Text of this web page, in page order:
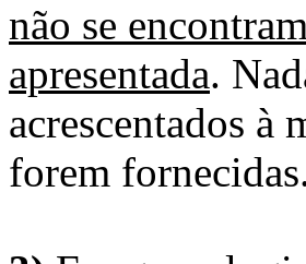
não se
apresentada.
acrescentados à
forem